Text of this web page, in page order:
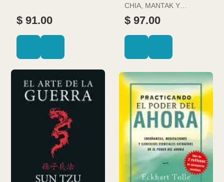
$ 91.00
CHIA, MANTAK Y
DOUGLAS ABRAMS
$ 97.00